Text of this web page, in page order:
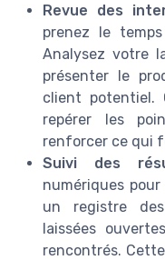
Revue des
prenez le
Analysez votre
présenter le
client potentiel.
repérer les
renforcer ce qui
Suivi des
numériques
un registre
laissées
rencontrés.